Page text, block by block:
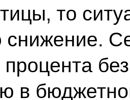
то
процента
в